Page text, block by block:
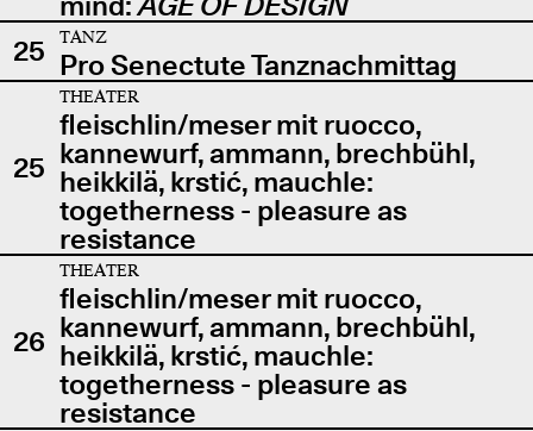
25
TANZ
Pro Senectute Tanznachmittag
25
THEATER
fleischlin/meser mit ruocco,
kannewurf, ammann, brechbühl,
heikkilä, krstić, mauchle:
togetherness - pleasure as
resistance
26
THEATER
fleischlin/meser mit ruocco,
kannewurf, ammann, brechbühl,
heikkilä, krstić, mauchle:
togetherness - pleasure as
resistance